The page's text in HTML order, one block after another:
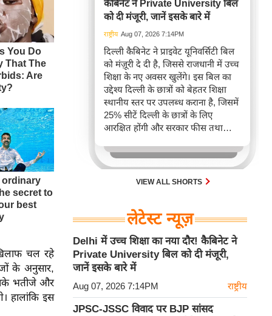
चल रहे
के अनुसार,
भतीजे और
हालांकि इस
कैबिनेट ने Private University बिल
को दी मंजूरी, जानें इसके बारे में
राष्ट्रीय Aug 07, 2026 7:14PM
दिल्ली कैबिनेट ने प्राइवेट यूनिवर्सिटी बिल
को मंज़ूरी दे दी है, जिससे राजधानी में उच्च
शिक्षा के नए अवसर खुलेंगे। इस बिल का
उद्देश्य दिल्ली के छात्रों को बेहतर शिक्षा
स्थानीय स्तर पर उपलब्ध कराना है, जिसमें
25% सीटें दिल्ली के छात्रों के लिए
आरक्षित होंगी और सरकार फीस तथा
कदम एनईपी 2020 के तहत दिल्ली में
शिक्षा के विस्तार का मार्ग प्रशस्त करेगा।
VIEW ALL SHORTS
लेटेस्ट न्यूज़
Delhi में उच्च शिक्षा का नया दौर! कैबिनेट ने
Private University बिल को दी मंजूरी,
जानें इसके बारे में
Aug 07, 2026 7:14PM राष्ट्रीय
JPSC-JSSC विवाद पर BJP सांसद